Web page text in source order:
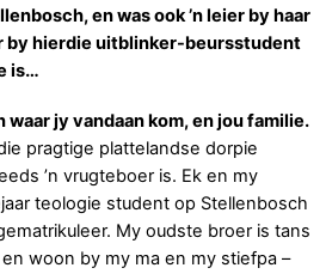
en was ook ’n leier by haar
by hierdie uitblinker-beursstudent
is…
jy vandaan kom, en jou familie.
pragtige plattelandse dorpie
’n vrugteboer is. Ek en my
teologie student op Stellenbosch
My oudste broer is tans
woon by my ma en my stiefpa –